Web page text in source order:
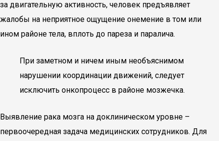
за двигательную активность, человек предъявляет
жалобы на неприятное ощущение онемение в том или
ином районе тела, вплоть до пареза и паралича.
При заметном и ничем иным необъяснимом
нарушении координации движений, следует
исключить онкопроцесс в районе мозжечка.
Выявление рака мозга на доклиническом уровне –
первоочередная задача медицинских сотрудников. Для